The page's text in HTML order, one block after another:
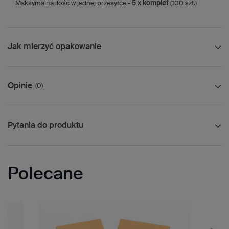
Maksymalna ilość w jednej przesyłce - 5 x komplet (100 szt.)
Jak mierzyć opakowanie
Opinie (0)
Pytania do produktu
Polecane